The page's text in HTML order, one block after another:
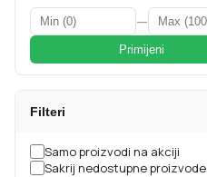
—
Primijeni
Filteri
Samo proizvodi na akciji
Sakrij nedostupne proizvode